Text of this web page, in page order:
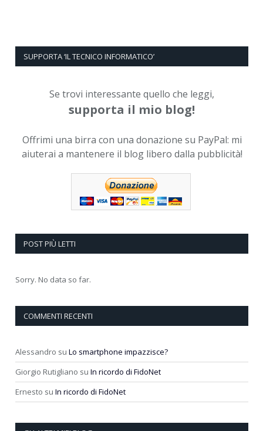
SUPPORTA ‘IL TECNICO INFORMATICO’
Se trovi interessante quello che leggi,
supporta il mio blog!
Offrimi una birra con una donazione su PayPal: mi
aiuterai a mantenere il blog libero dalla pubblicità!
POST PIÙ LETTI
Sorry. No data so far.
COMMENTI RECENTI
Alessandro su Lo smartphone impazzisce?
Giorgio Rutigliano su In ricordo di FidoNet
Ernesto su In ricordo di FidoNet